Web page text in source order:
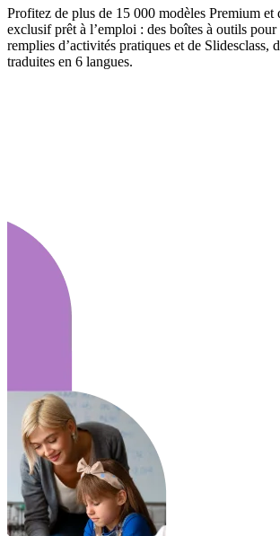
Profitez de plus de 15 000 modèles Premium et
exclusif prêt à l’emploi : des boîtes à outils pour
remplies d’activités pratiques et de Slidesclass,
traduites en 6 langues.